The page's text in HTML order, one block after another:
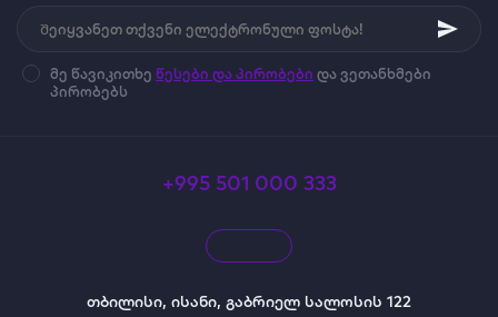
მე წავიკითხე წესები და პირობები და ვეთანხმები
პირობებს
+995 501 000 333
თბილისი, ისანი, გაბრიელ სალოსის 122